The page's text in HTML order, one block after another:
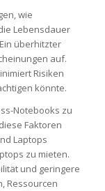
wie
Lebensdauer
überhitzter
auf.
Risiken
könnte.
Notebooks zu
Faktoren
Laptops
zu mieten.
und geringere
Ressourcen